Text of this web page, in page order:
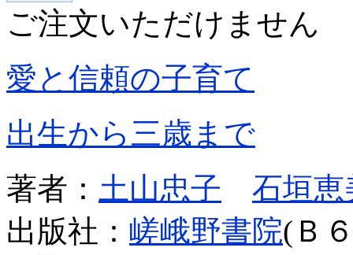
ご注文いただけません
愛と信頼の子育て
出生から三歳まで
著者： 土山忠子
石垣恵
出版社： 嵯峨野書院(Ｂ